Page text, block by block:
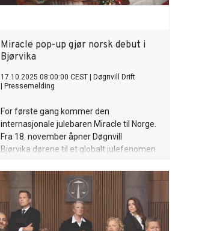
Solutions’ portfolio. The Cloud People is
Miracle pop-up gjør norsk debut i
Bjørvika
17.10.2025 08:00:00 CEST
Døgnvill Drift
Pressemelding
For første gang kommer den
internasjonale julebaren Miracle til Norge.
Fra 18. november åpner Døgnvill
Bjørvika dørene til et globalt julefenomen
London med storm. Konseptet byr på
maksimalistisk juledekor, unike cocktails
og en flukt fra hverdagens
desemberstress.